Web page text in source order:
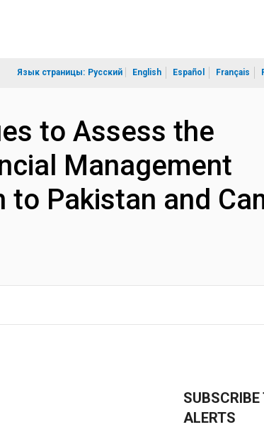
Язык страницы: Русский English Español Français
to Assess the
Management
Pakistan and
ALERTS